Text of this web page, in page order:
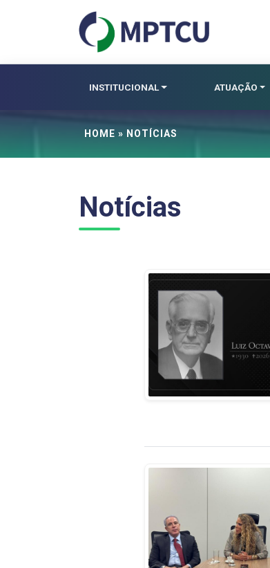
INSTITUCIONAL ATUAÇÃO
HOME » NOTÍCIAS
Notícias